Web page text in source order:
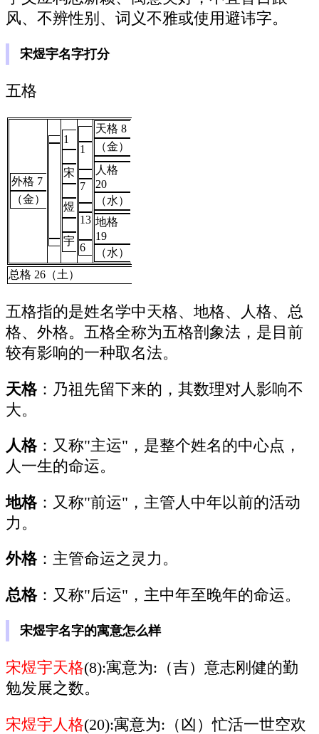
风、不辨性别、词义不雅或使用避讳字。
宋煜宇名字打分
五格
外格 7
（金）
1
宋
煜
宇
1
7
13
6
天格 8
（金）
人格
20
（水）
地格
19
（水）
总格 26（土）
五格指的是姓名学中天格、地格、人格、总
格、外格。五格全称为五格剖象法，是目前
较有影响的一种取名法。
天格：乃祖先留下来的，其数理对人影响不
大。
人格：又称"主运"，是整个姓名的中心点，
人一生的命运。
地格：又称"前运"，主管人中年以前的活动
力。
外格：主管命运之灵力。
总格：又称"后运"，主中年至晚年的命运。
宋煜宇名字的寓意怎么样
宋煜宇天格(8):寓意为:（吉）意志刚健的勤
勉发展之数。
宋煜宇人格(20):寓意为:（凶）忙活一世空欢